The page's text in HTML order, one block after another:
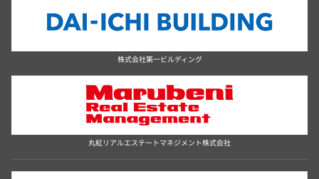
株式会社第一ビルディング
丸紅リアルエステートマネジメント株式会社